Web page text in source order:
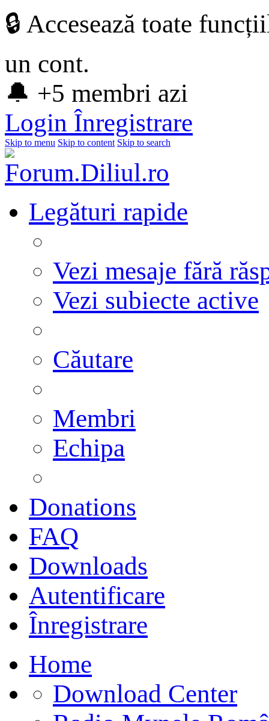
🔒 Accesează toate
un cont.
🔔 +5 membri azi
Login Înregistrare
Skip to menu Skip to content Skip to search
Legături rapide
Vezi mesaje fără
Vezi subiecte active
Căutare
Membri
Echipa
Donations
FAQ
Downloads
Autentificare
Înregistrare
Home
Download Center